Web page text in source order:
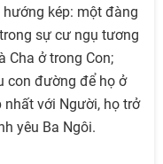
kép: một đàng
sự cư ngụ tương
Cha ở trong Con;
con đường để họ ở
với Người, họ trở
yêu Ba Ngôi.